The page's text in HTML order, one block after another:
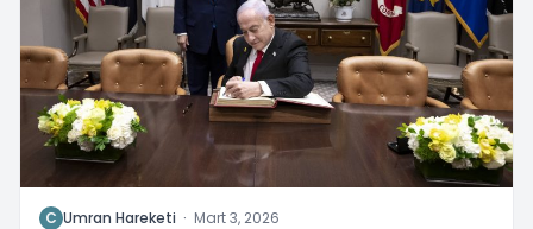
C Umran Hareketi · Mart 3, 2026